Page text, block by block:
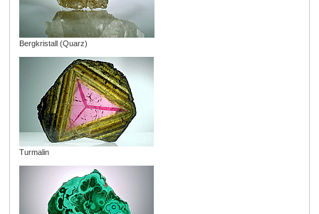
Bergkristall (Quarz)
Turmalin